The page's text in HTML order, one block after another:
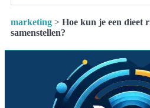
marketing > Hoe kun je een dieet
samenstellen?